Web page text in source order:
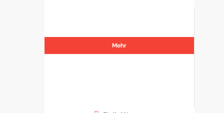
Mehr